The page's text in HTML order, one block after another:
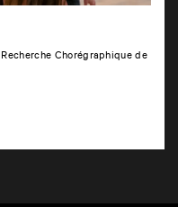
Chorégraphique de